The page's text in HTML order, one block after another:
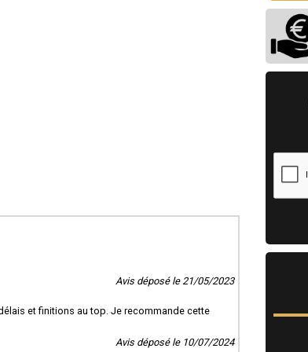
Avis déposé le 21/05/2023
et finitions au top. Je recommande cette
Avis déposé le 10/07/2024